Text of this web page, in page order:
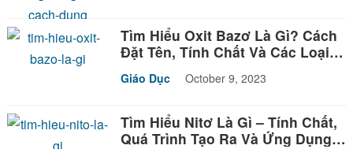
Tìm Hiểu Oxit Bazơ Là Gì? Cách
Đặt Tên, Tính Chất Và Các Loại
Giáo Dục October 9, 2023
Tìm Hiểu Nitơ Là Gì – Tính Chất,
Quá Trình Tạo Ra Và Ứng Dụng